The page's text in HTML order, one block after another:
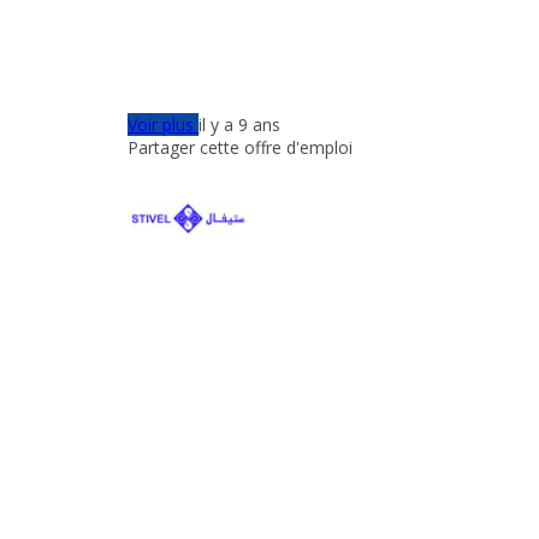
Voir plusil y a 9 ans
Partager cette offre d'emploi